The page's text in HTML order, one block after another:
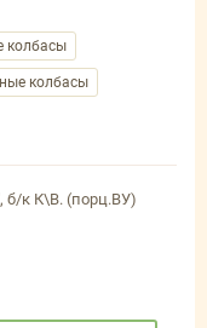
колбасы
колбасы
б/к К\В. (порц.ВУ)